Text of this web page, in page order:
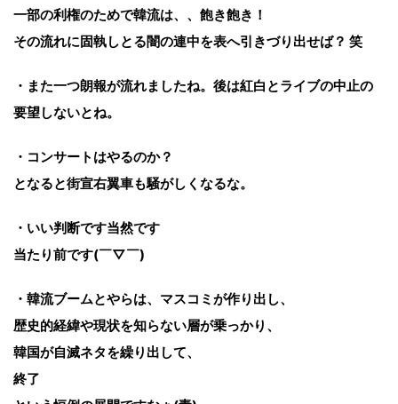
一部の利権のためで韓流は、、飽き飽き！
その流れに固執しとる闇の連中を表へ引きづり出せば？ 笑
・また一つ朗報が流れましたね。後は紅白とライブの中止の
要望しないとね。
・コンサートはやるのか？
となると街宣右翼車も騒がしくなるな。
・いい判断です当然です
当たり前です(￣▽￣)ゞ
・韓流ブームとやらは、マスコミが作り出し、
歴史的経緯や現状を知らない層が乗っかり、
韓国が自滅ネタを繰り出して、
終了